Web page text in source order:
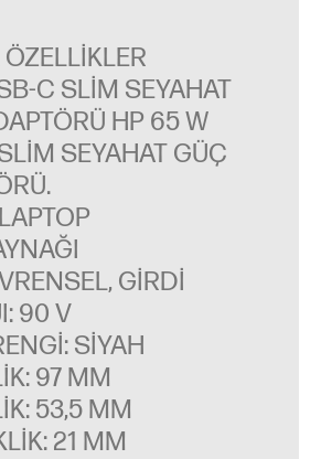
C SLIM SEYAHAT
HP 65 W
SEYAHAT GÜÇ
GIRDI
90 V
SIYAH
97 MM
53,5 MM
21 MM